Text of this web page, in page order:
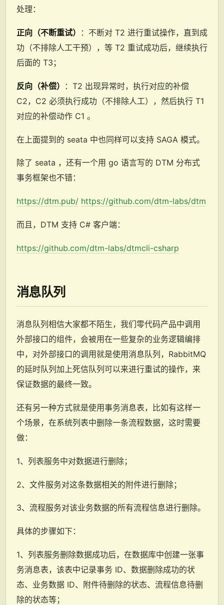
处理：
正向（不断重试）
：不断对 T2 进行重试操作，直到成
功（不排除人工干预），等 T2 重试成功后，继续执行
后面的 T3；
反向（补偿）
：T2 出现异常时，执行对应的补偿
C2，C2 必须执行成功（不排除人工），然后执行 T1
对应的补偿动作 C1 。
在上面提到的 seata 中也同样可以支持 SAGA 模式。
除了 seata ，还有一个用 go 语言写的 DTM 分布式
事务框架也不错：
https://dtm.pub/ https://github.com/dtm-labs/dtm
而且，DTM 支持 C# 客户端：
https://github.com/dtm-labs/dtmcli-csharp
消息队列
消息队列相信大家都不陌生，我们零代码产品中调用
外部接口的组件，会被用在一些复杂的业务逻辑编排
中，对外部接口的调用就是使用消息队列，RabbitMQ
的延时队列加上死信队列可以来进行重试的操作，来
保证数据的最终一致。
还有另一种方式就是使用事务消息表，比如有这样一
个场景，在系统列表中删除一条流程数据，这时需要
做：
1、列表服务中对数据进行删除；
2、文件服务对这条数据相关的附件进行删除；
3、流程服务对该业务数据的所有流程信息进行删除。
具体的步骤如下：
1、列表服务删除数据成功后，在数据库中创建一张事
务消息表，该表中记录事务 ID、数据删除成功的状
态、业务数据 ID、附件待删除的状态、流程信息待删
除的状态等；